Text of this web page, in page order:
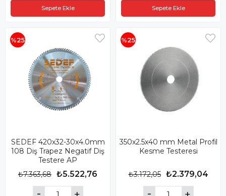
Sepete Ekle Sepete Ekle
SEDEF 420x32-30x4.0mm
108 Diş Trapez Negatif Diş
Testere AP
₺5.522,76
₺7.363,68
%25
350x2.5x40 mm Metal Profil
Kesme Testeresi
₺2.379,04
₺3.172,05
%25